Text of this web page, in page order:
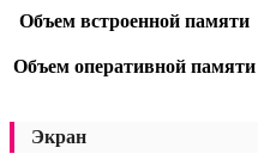
Объем встроенной памяти
Объем оперативной памяти
Экран